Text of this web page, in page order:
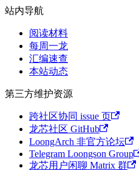
站内导航
阅读材料
每周一龙
汇编速查
本站动态
第三方维护资源
跨社区协同 issue 页
龙芯社区 GitHub
LoongArch 非官方论坛
Telegram Loongson Group
龙芯用户闲聊 Matrix 群